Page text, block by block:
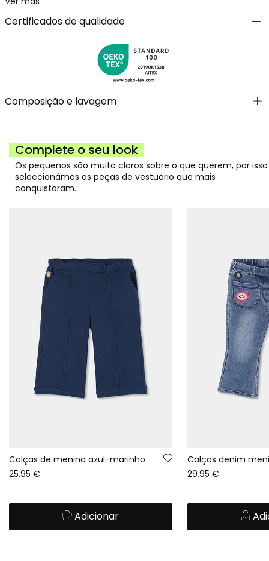
Certificados de qualidade
Composição e lavagem
Complete o seu look
Os pequenos são muito claros sobre o que querem, por isso
seleccionámos as peças de vestuário que mais
conquistaram.
Calças de menina azul-marinho
25,95 €
Adicionar
29,95 €